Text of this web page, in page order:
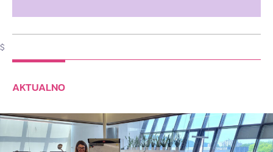
$
AKTUALNO